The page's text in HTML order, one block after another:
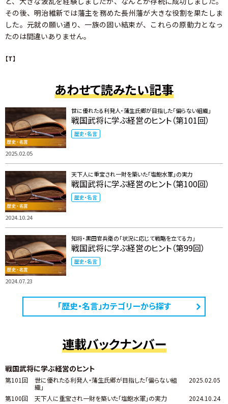
その後、明治維新では藩主を務めた長州藩が大きな役割を果たしま
した。元就の願い通り、一族の固い結束が、これらの原動力となっ
たのは間違いありません。
【T】
あわせて読みたい記事
2025.02.05
世に優れたる利発人・蒲生氏郷が目指した「偏らない組織」
戦国武将に学ぶ経営のヒント（第101回）
歴史・名言
2024.10.24
天下人に重宝され一財を築いた「塩飽水軍」の実力
戦国武将に学ぶ経営のヒント（第100回）
歴史・名言
2024.07.23
知将・黒田官兵衛の「状況に応じて戦略を立てる力」
戦国武将に学ぶ経営のヒント（第99回）
歴史・名言
「歴史・名言」カテゴリーから探す
連載バックナンバー
戦国武将に学ぶ経営のヒント
第101回
世に優れたる利発人・蒲生氏郷が目指した「偏らない組
織」
2025.02.05
第100回 天下人に重宝され一財を築いた「塩飽水軍」の実力
2024.10.24